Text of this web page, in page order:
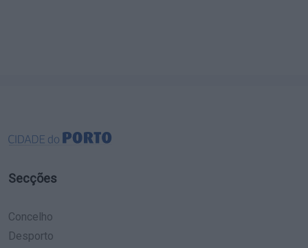
Secções
Concelho
Desporto